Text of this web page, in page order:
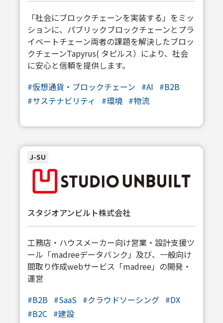
「社会にブロックチェーンを実装する」をミッ
ションに、パブリックブロックチェーンとプラ
イベートチェーン両者の課題を解決したブロッ
クチェーンTapyrus( タピルス）により、社会
に安心と信頼を提供します。
#仮想通貨・ブロックチェーン #AI #B2B
#サステナビリティ
#環境 #物流
J-SU
スタジオアンビルト株式会社
工務店・ハウスメーカー向け営業・設計支援ツ
ール「madreeデータバンク」及び、一般向け
間取り作成webサービス「madree」の開発・
運営
#B2B #SaaS #クラウドソーシング #DX
#B2C #建設